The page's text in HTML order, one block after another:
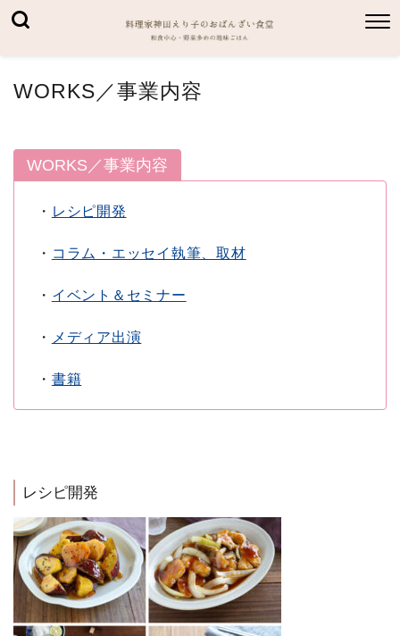
WORKS／事業内容
WORKS／事業内容
・ レシピ開発
・ コラム・エッセイ執筆、取材
・ イベント＆セミナー
・ メディア出演
・ 書籍
レシピ開発